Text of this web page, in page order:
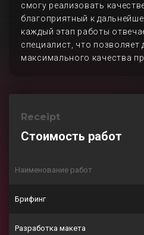
смогу реализовать
благоприятный к
каждый этап работы
специалист, что позволяет
максимального качества
Receipt
Стоимость работ
Наименование работ
Брифинг
Разработка макета